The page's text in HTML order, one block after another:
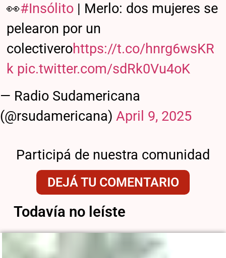
👀#Insólito | Merlo: dos mujeres se
pelearon por un
colectiverohttps://t.co/hnrg6wsKR
k pic.twitter.com/sdRk0Vu4oK
— Radio Sudamericana
(@rsudamericana) April 9, 2025
Participá de nuestra comunidad
DEJÁ TU COMENTARIO
Todavía no leíste